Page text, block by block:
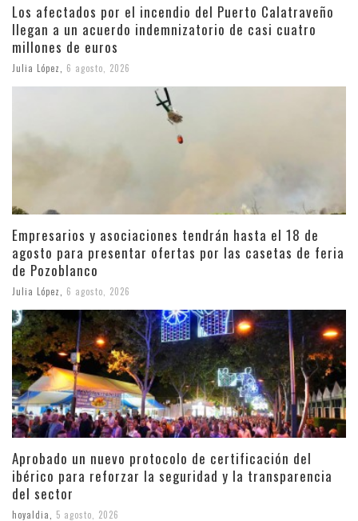
Los afectados por el incendio del Puerto Calatraveño
llegan a un acuerdo indemnizatorio de casi cuatro
millones de euros
Julia López 6 agosto, 2026
Empresarios y asociaciones tendrán hasta el 18 de
agosto para presentar ofertas por las casetas de feria
de Pozoblanco
Julia López 6 agosto, 2026
Aprobado un nuevo protocolo de certificación del
ibérico para reforzar la seguridad y la transparencia
del sector
hoyaldia 5 agosto, 2026